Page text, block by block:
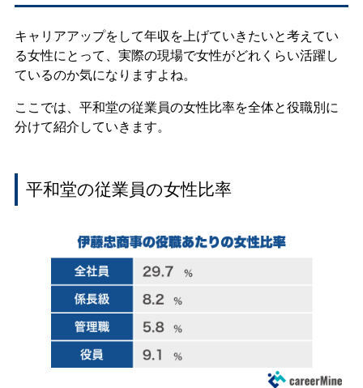
キャリアアップをして年収を上げていきたいと考えてい
る女性にとって、実際の現場で女性がどれくらい活躍し
ているのか気になりますよね。
ここでは、平和堂の従業員の女性比率を全体と役職別に
分けて紹介していきます。
平和堂の従業員の女性比率